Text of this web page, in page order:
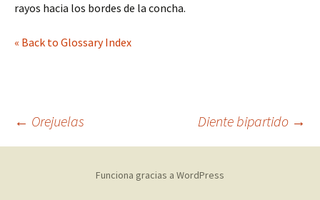
rayos hacia los bordes de la concha.
« Back to Glossary Index
Navegación
← Orejuelas Diente bipartido →
Funciona gracias a WordPress